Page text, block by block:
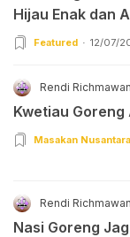
Hijau Enak dan
Featured 12/07/
Rendi
Kwetiau Goreng
Masakan Nusantara
Rendi
Nasi Goreng